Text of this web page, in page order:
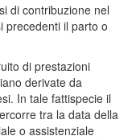
di contribuzione nel
precedenti il parto o
di prestazioni
derivate da
In tale fattispecie il
tra la data della
o assistenziale